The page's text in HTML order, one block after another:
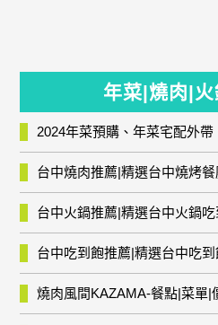
年菜|燒肉|
台中燒肉推薦|精選台中燒烤餐
台中吃到飽推薦|精選台中吃
燒肉風間KAZAMA-餐點|菜單|